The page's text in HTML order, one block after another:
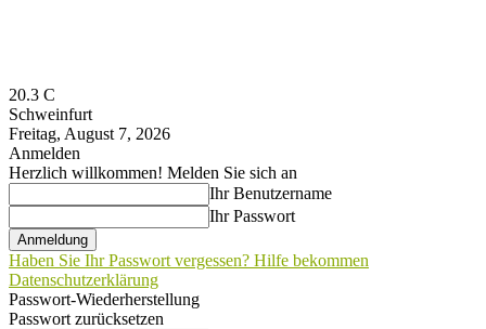
20.3 C
Schweinfurt
Freitag, August 7, 2026
Anmelden
Herzlich willkommen! Melden Sie sich an
Ihr Benutzername
Ihr Passwort
Haben Sie Ihr Passwort vergessen? Hilfe bekommen
Datenschutzerklärung
Passwort-Wiederherstellung
Passwort zurücksetzen